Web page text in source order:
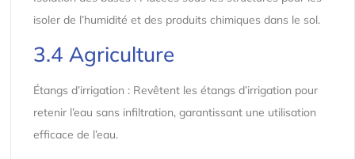
isoler de l’humidité et des produits chimiques dans le sol.
3.4 Agriculture
Étangs d’irrigation : Revêtent les étangs d’irrigation pour
retenir l’eau sans infiltration, garantissant une utilisation
efficace de l’eau.